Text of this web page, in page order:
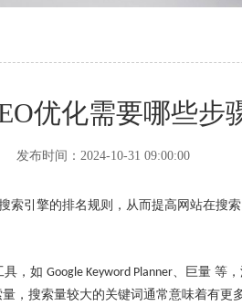
优化需要哪些步
发布时间：2024-10-31 09:00:00
引擎的排名规则，从而提高网站在搜
具，如 Google Keyword Planner、 巨量 等
，搜索量较大的关键词通常意味着有